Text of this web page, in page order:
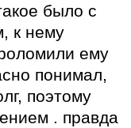
было с
к нему
ему
понимал,
поэтому
. правда